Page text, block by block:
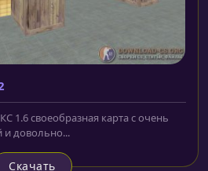
1.6 своеобразная карта с очень
и довольно...
Скачать